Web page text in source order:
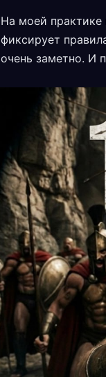
На моей практике
фиксирует
очень заметно. И